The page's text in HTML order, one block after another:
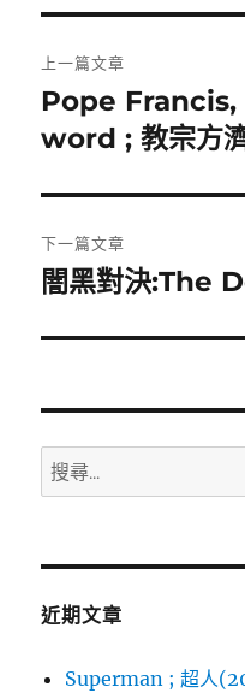
章
導
覽
上一篇文章
上
一
文
章:
Pope
word ; 教宗方
下一篇文章
下
篇
章:
闇黑對決:The
搜
尋
鍵
近期文章
Superman ; 超人